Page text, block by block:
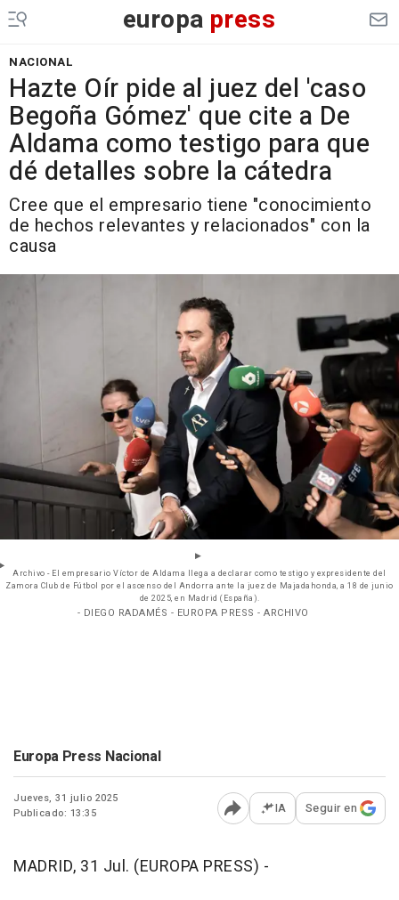
europa press
NACIONAL
Hazte Oír pide al juez del 'caso
Begoña Gómez' que cite a De
Aldama como testigo para que
dé detalles sobre la cátedra
Cree que el empresario tiene "conocimiento
de hechos relevantes y relacionados" con la
causa
Archivo - El empresario Víctor de Aldama llega a declarar como testigo y expresidente del
Zamora Club de Fútbol por el ascenso del Andorra ante la juez de Majadahonda, a 18 de junio
de 2025, en Madrid (España).
- DIEGO RADAMÉS - EUROPA PRESS - ARCHIVO
Europa Press Nacional
Jueves, 31 julio 2025
Publicado: 13:35
Abrir opciones para
IA Seguir en
MADRID, 31 Jul. (EUROPA PRESS) -